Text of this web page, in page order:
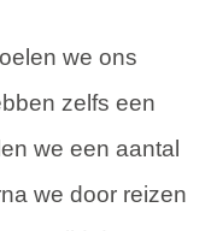
we ons
zelfs een
we een aantal
we door reizen